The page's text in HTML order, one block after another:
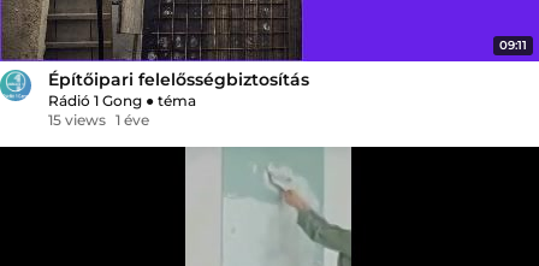
09:11
Építőipari felelősségbiztosítás
Rádió 1 Gong ● téma
15 views 1 éve